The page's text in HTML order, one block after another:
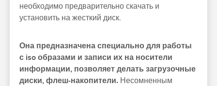
необходимо предварительно скачать и
установить на жесткий диск.
Она предназначена специально для работы
с iso образами и записи их на носители
информации, позволяет делать загрузочные
диски, флеш-накопители. Несомненным